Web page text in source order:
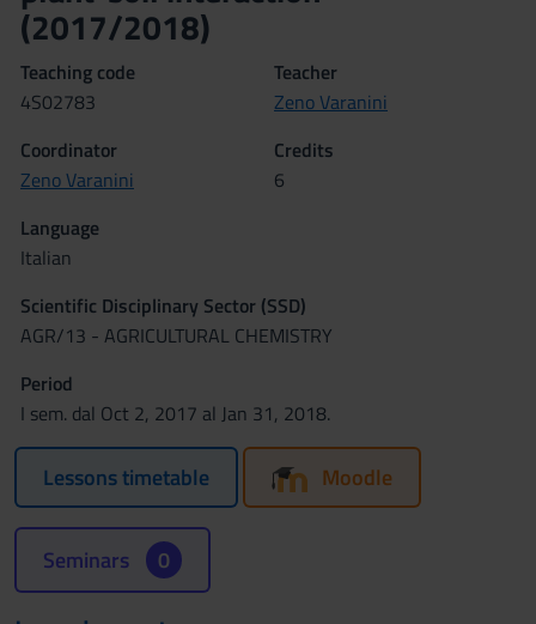
(2017/2018)
Teaching code
4S02783
Teacher
Zeno Varanini
Coordinator
Zeno Varanini
Credits
6
Language
Italian
Scientific Disciplinary Sector (SSD)
AGR/13 - AGRICULTURAL CHEMISTRY
Period
I sem. dal Oct 2, 2017 al Jan 31, 2018.
Lessons timetable Moodle
Seminars 0